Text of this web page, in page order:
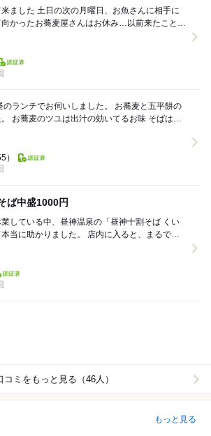
お魚さんに相手に
かったお蕎麦屋さんはお休み…以前来たことが
、
）
ば中盛1000円
している中、昼神温泉の「昼神十割そば くい
した。 店内に入ると、まるで昭
コミをもっと見る（46人）
もっと見る